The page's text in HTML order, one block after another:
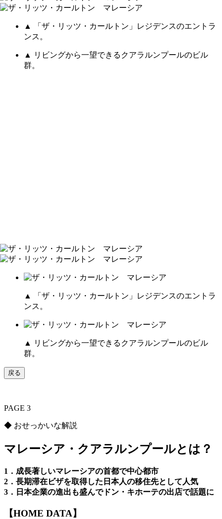
▲ 「ザ・リッツ・カールトン」レジデンスのエントラ
ンス。
▲ リビングから一望できるクアラルンプールのビル
群。
▲ 「ザ・リッツ・カールトン」レジデンスのエントラ
ンス。
▲ リビングから一望できるクアラルンプールのビル
群。
戻る
PAGE 3
◆ おせっかいな解説
マレーシア・クアラルンプールとは？
1．成長著しいマレーシアの首都で中心都市
2．長期滞在ビザを取得した日本人の移住先として人気
3．日本企業の進出も盛んでドン・キホーテの出店で話題に
【HOME DATA】